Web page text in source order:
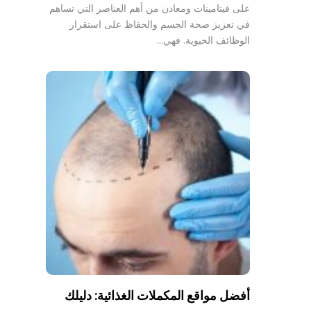
على فيتامينات ومعادن من أهم العناصر التي تساهم
في تعزيز صحة الجسم والحفاظ على استقرار
الوظائف الحيوية. فهي…
أفضل مواقع المكملات الغذائية: دليلك